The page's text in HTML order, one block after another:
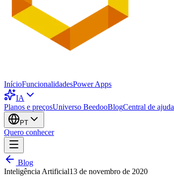
InícioFuncionalidadesPower Apps
IA
Planos e preçosUniverso BeedooBlogCentral de ajuda
PT
Quero conhecer
Blog
Inteligência Artificial13 de novembro de 2020